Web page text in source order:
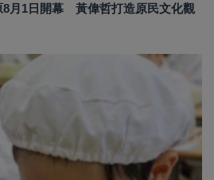
8月1日開幕 黃偉哲打造原民文化觀